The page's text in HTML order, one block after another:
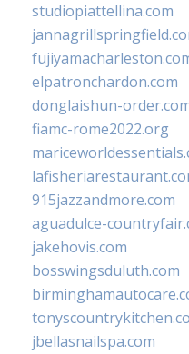
studiopiattellina.com
elpatronchardon.com
donglaishun-
fiamc-rome2022.org
915jazzandmore.com
aguadulce-
jakehovis.com
bosswingsduluth.com
jbellasnailspa.com